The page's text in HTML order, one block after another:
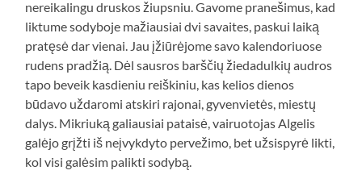
nereikalingu druskos žiupsniu. Gavome pranešimus, kad
liktume sodyboje mažiausiai dvi savaites, paskui laiką
pratęsė dar vienai. Jau įžiūrėjome savo kalendoriuose
rudens pradžią. Dėl sausros barščių žiedadulkių audros
tapo beveik kasdieniu reiškiniu, kas kelios dienos
būdavo uždaromi atskiri rajonai, gyvenvietės, miestų
dalys. Mikriuką galiausiai pataisė, vairuotojas Algelis
galėjo grįžti iš neįvykdyto pervežimo, bet užsispyrė likti,
kol visi galėsim palikti sodybą.